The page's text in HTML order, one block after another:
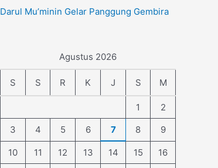
Darul Mu’minin Gelar Panggung Gembira
Agustus 2026
S S R K J S M
1
2
3
4 5 6 7 8 9
10 11 12 13 14 15
16